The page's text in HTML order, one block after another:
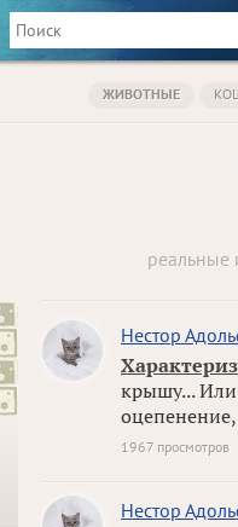
ЖИВОТНЫЕ
реальные
Нестор
крышу...
оцепенение,
1967 просмотров
Нестор